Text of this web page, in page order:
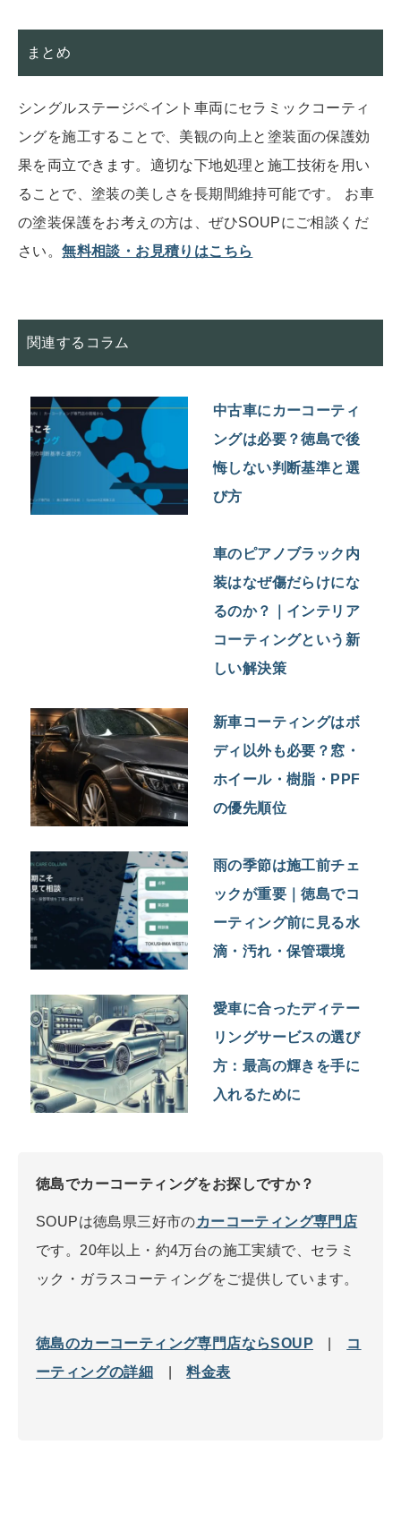
まとめ
シングルステージペイント車両にセラミックコーティ
ングを施工することで、美観の向上と塗装面の保護効
果を両立できます。適切な下地処理と施工技術を用い
ることで、塗装の美しさを長期間維持可能です。 お車
の塗装保護をお考えの方は、ぜひSOUPにご相談くだ
さい。無料相談・お見積りはこちら
関連するコラム
中古車にカーコーティ
ングは必要？徳島で後
悔しない判断基準と選
び方
車のピアノブラック内
装はなぜ傷だらけにな
るのか？｜インテリア
コーティングという新
しい解決策
新車コーティングはボ
ディ以外も必要？窓・
ホイール・樹脂・PPF
の優先順位
雨の季節は施工前チェ
ックが重要｜徳島でコ
ーティング前に見る水
滴・汚れ・保管環境
愛車に合ったディテー
リングサービスの選び
方：最高の輝きを手に
入れるために
徳島でカーコーティングをお探しですか？
SOUPは徳島県三好市のカーコーティング専門店
です。20年以上・約4万台の施工実績で、セラミ
ック・ガラスコーティングをご提供しています。
徳島のカーコーティング専門店ならSOUP
コ
ーティングの詳細
|料金表